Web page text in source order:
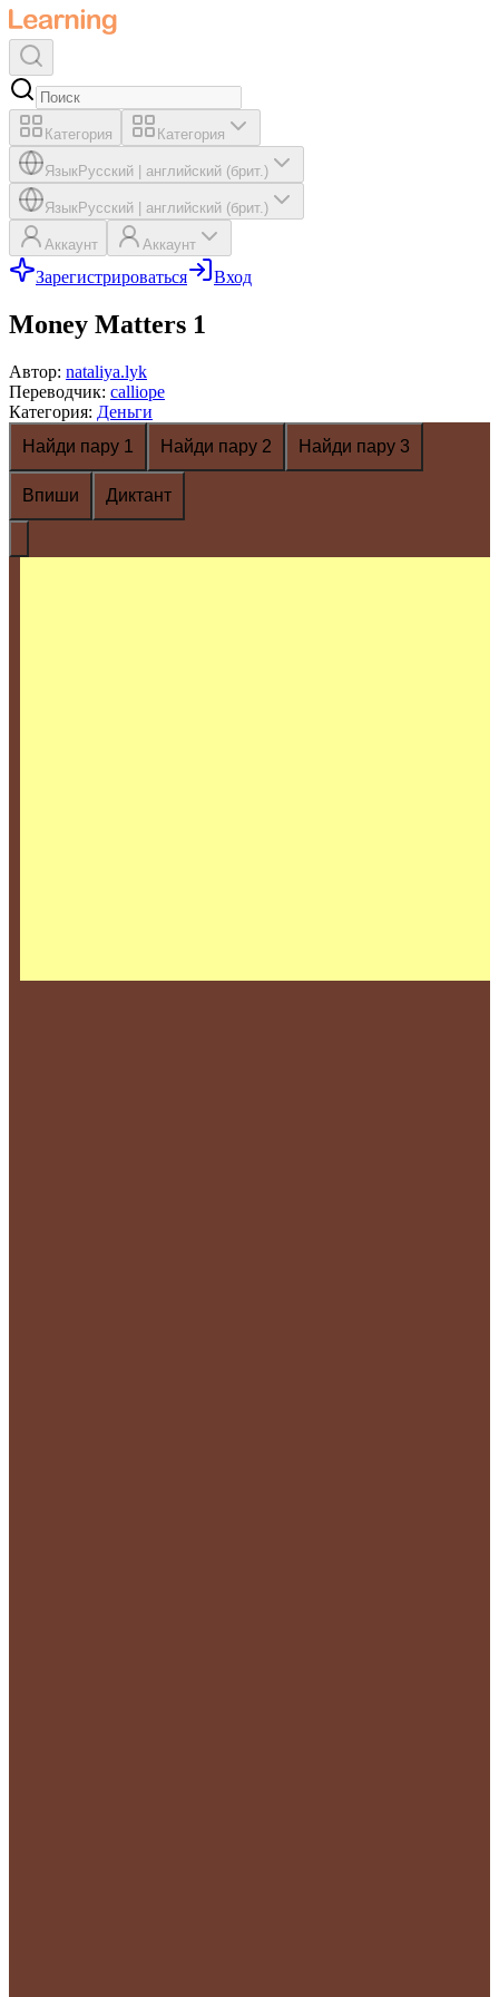
Категория Категория
ЯзыкРусский английский (брит.)
ЯзыкРусский английский (брит.)
Аккаунт Аккаунт
Зарегистрироваться Вход
Money Matters 1
Автор: nataliya.lyk
Переводчик: calliope
Категория: Деньги
Найди пару 1
Найди пару 2 Найди пару 3
Впиши Диктант